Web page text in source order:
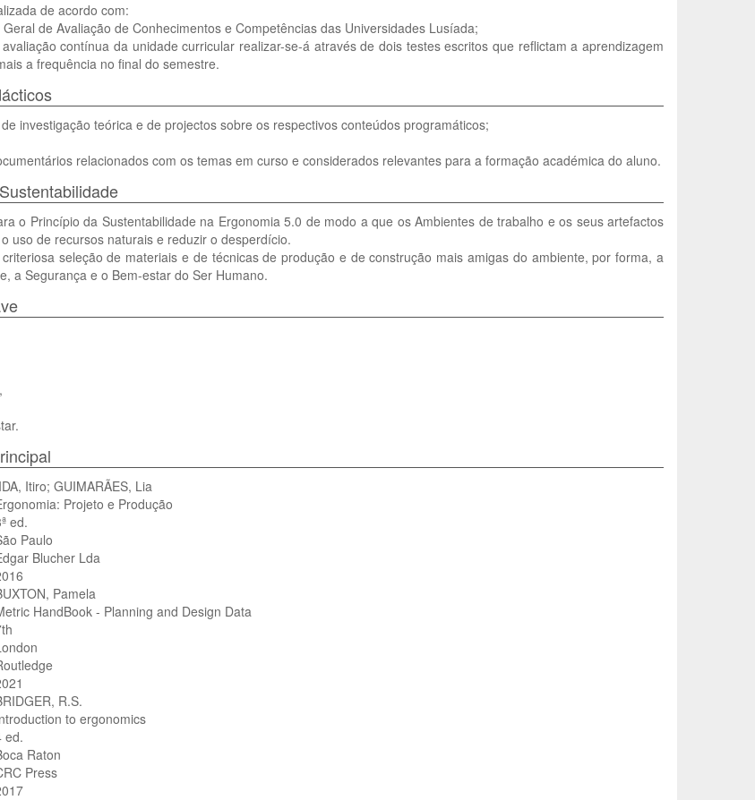
de acordo com:
de Avaliação de Conhecimentos e Competências das Universidades Lusíada;
contínua da unidade curricular realizar-se-á através de dois testes escritos que reflictam a aprendizagem
a frequência no final do semestre.
investigação teórica e de projectos sobre os respectivos conteúdos programáticos;
relacionados com os temas em curso e considerados relevantes para a formação académica do aluno.
o Princípio da Sustentabilidade na Ergonomia 5.0 de modo a que os Ambientes de trabalho e os seus artefactos
uso de recursos naturais e reduzir o desperdício.
seleção de materiais e de técnicas de produção e de construção mais amigas do ambiente, por forma, a
a Segurança e o Bem-estar do Ser Humano.
Itiro; GUIMARÃES, Lia
Projeto e Produção
ed.
Paulo
Blucher Lda
Pamela
HandBook - Planning and Design Data
R.S.
to ergonomics
ed.
Raton
Press